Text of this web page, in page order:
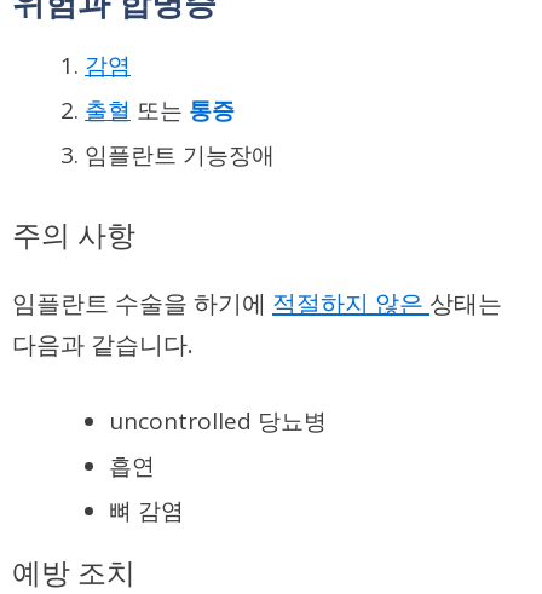
감염
출혈 또는 통증
임플란트 기능장애
주의 사항
임플란트 수술을 하기에 적절하지 않은 상태는
다음과 같습니다.
uncontrolled 당뇨병
흡연
뼈 감염
예방 조치